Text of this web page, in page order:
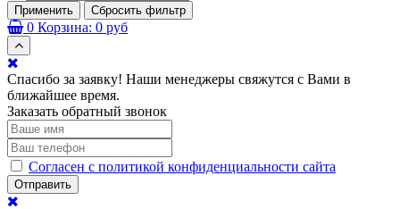
Применить Сбросить фильтр
0 Корзина: 0 руб
Спасибо за заявку! Наши менеджеры свяжутся с Вами в
ближайшее время.
Заказать обратный звонок
Согласен с политикой конфиденциальности сайта
Отправить